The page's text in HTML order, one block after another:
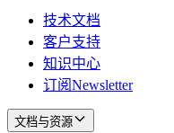
技术文档
客户支持
知识中心
订阅Newsletter
文档与资源